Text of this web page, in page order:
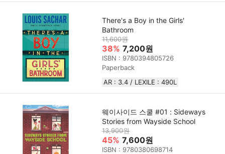
There's a Boy in the Girls'
Bathroom
11,600원
38% 7,200원
ISBN : 9780394805726
Paperback
AR : 3.4 / LEXILE : 490L
웨이사이드 스쿨 #01 : Sideways
Stories from Wayside School
13,900원
45% 7,600원
ISBN : 9780380698714